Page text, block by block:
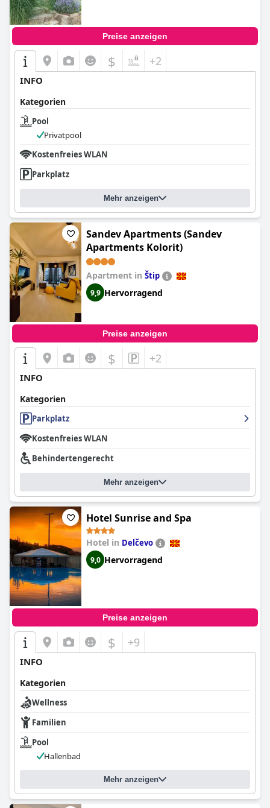
Preise anzeigen
$ +2
INFO
Kategorien
Pool
Privatpool
Kostenfreies WLAN
Parkplatz
Mehr anzeigen
Sandev Apartments (Sandev
Apartments Kolorit)
Apartment in Štip
9,9 Hervorragend
Preise anzeigen
$ +2
INFO
Kategorien
Parkplatz
Kostenfreies WLAN
Behindertengerecht
Mehr anzeigen
Hotel Sunrise and Spa
Hotel in Delčevo
9,0 Hervorragend
Preise anzeigen
$ +9
INFO
Kategorien
Wellness
Familien
Pool
Hallenbad
Mehr anzeigen